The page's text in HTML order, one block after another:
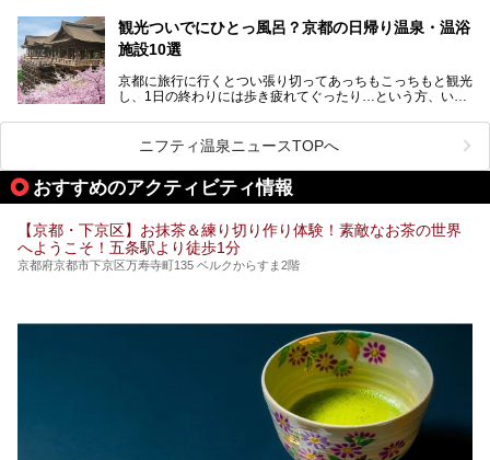
ウナを楽しみましょう！
地元の方はもちろん、旅先としても人気の京都。
観光のついでに岩盤浴のある温泉に浸かってリフレッシュす
今回は京都にある岩盤浴のある施設をピックアップしてご紹
観光ついでにひとっ風呂？京都の日帰り温泉・温浴
施設10選
京都に旅行に行くとつい張り切ってあっちもこっちもと観光
し、1日の終わりには歩き疲れてぐったり…という方、いま
そんな疲れた身体には温泉です！京都には、市内にも郊外に
も素晴らしい温泉がたくさんあります。そこで、日帰り利用
できるおすすめの温泉・温浴施設をまとめてみました。
ニフティ温泉ニュースTOPへ
おすすめのアクティビティ情報
【京都・下京区】お抹茶＆練り切り作り体験！素敵なお茶の世界
へようこそ！五条駅より徒歩1分
京都府京都市下京区万寿寺町135 ベルクからすま2階